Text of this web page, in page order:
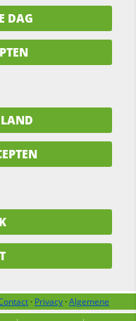
DAG
LAND
· Privacy ·Algemene